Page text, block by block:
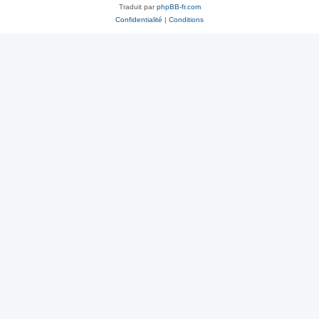
Traduit parphpBB-fr.com
Confidentialité | Conditions